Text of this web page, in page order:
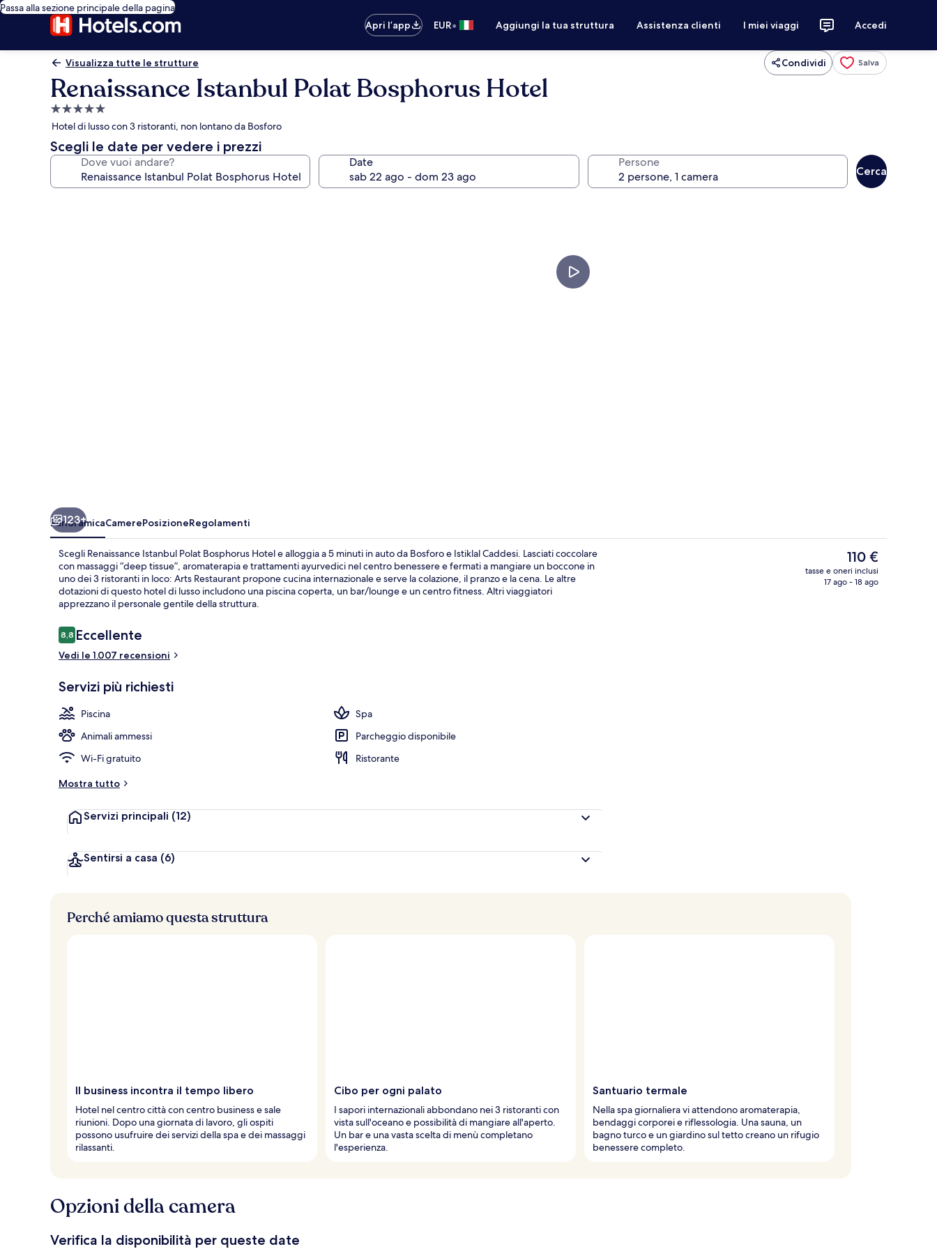
Passa alla sezione principale della pagina
Apri l’app
EUR• Aggiungi la tua struttura Assistenza clienti I miei viaggi Accedi
Visualizza tutte le strutture Condividi Salva
Renaissance Istanbul Polat Bosphorus Hotel
Struttura
a
5.0
stelle
Hotel di lusso con 3 ristoranti, non lontano da Bosforo
Scegli le date per vedere i prezzi
Dove vuoi andare? Date Persone
Cerca
Vista dalla camera
123+
PanoramicaCamerePosizioneRegolamenti
Scegli Renaissance Istanbul Polat Bosphorus Hotel e alloggia a 5 minuti in auto da Bosforo e Istiklal Caddesi. Lasciati coccolare
con massaggi “deep tissue”, aromaterapia e trattamenti ayurvedici nel centro benessere e fermati a mangiare un boccone in
uno dei 3 ristoranti in loco: Arts Restaurant propone cucina internazionale e serve la colazione, il pranzo e la cena. Le altre
dotazioni di questo hotel di lusso includono una piscina coperta, un bar/lounge e un centro fitness. Altri viaggiatori
apprezzano il personale gentile della struttura.
Recensioni
8,88,8 su 10
Eccellente
Vedi le 1.007 recensioni
Servizi più richiesti
Piscina
Spa
Animali ammessi
Parcheggio disponibile
Wi-Fi gratuito
Ristorante
Mostra tutto
Servizi principali (12)
Sentirsi a casa (6)
Il
prezzo
attuale
110 €
tasse e oneri inclusi
17 ago - 18 ago
Perché amiamo questa struttura
Il business incontra il tempo libero
Hotel nel centro città con centro business e sale
riunioni. Dopo una giornata di lavoro, gli ospiti
possono usufruire dei servizi della spa e dei massaggi
rilassanti.
Cibo per ogni palato
I sapori internazionali abbondano nei 3 ristoranti con
vista sull'oceano e possibilità di mangiare all'aperto.
Un bar e una vasta scelta di menù completano
l'esperienza.
Santuario termale
Nella spa giornaliera vi attendono aromaterapia,
bendaggi corporei e riflessologia. Una sauna, un
bagno turco e un giardino sul tetto creano un rifugio
benessere completo.
Opzioni della camera
Verifica la disponibilità per queste date